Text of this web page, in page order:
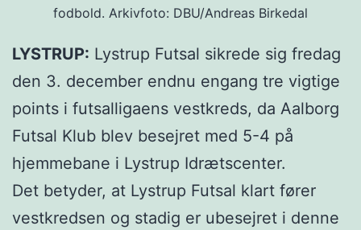
fodbold. Arkivfoto: DBU/Andreas Birkedal
LYSTRUP: Lystrup Futsal sikrede sig fredag
den 3. december endnu engang tre vigtige
points i futsalligaens vestkreds, da Aalborg
Futsal Klub blev besejret med 5-4 på
hjemmebane i Lystrup Idrætscenter.
Det betyder, at Lystrup Futsal klart fører
vestkredsen og stadig er ubesejret i denne